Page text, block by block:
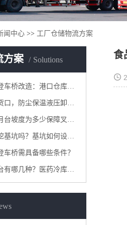
闻中心 >> 工厂仓储物流方案
方案 Solutions
港口仓库，无需土建也能高效落地
温液压卸货平台：洁净装卸之选
为多少保障叉车安全运输？
坑吗？基坑如何设计？
车桥需具备哪些条件？
医药冷库优选哪种卸货平台适合？
食